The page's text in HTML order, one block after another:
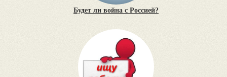
Будет ли война с Россией?